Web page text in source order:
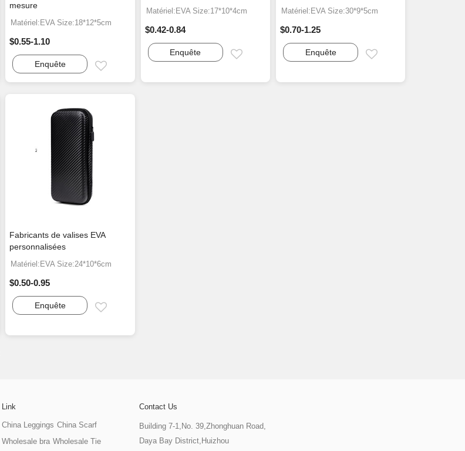
mesure
Matériel:EVA Size:18*12*5cm
$0.55-1.10
Enquête
Matériel:EVA Size:17*10*4cm
$0.42-0.84
Enquête Email
Matériel:EVA Size:30*9*5cm
$0.70-1.25
Enquête
Fabricants de valises EVA
personnalisées
Matériel:EVA Size:24*10*6cm
$0.50-0.95
Enquête
Link
China Leggings China Scarf
Wholesale bra Wholesale Tie
Contact Us
Building 7-1,No. 39,Zhonghuan Road,
Daya Bay District,Huizhou